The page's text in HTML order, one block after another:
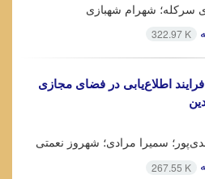
سرکله؛ شهرام شهبازی
322.97 K
اطلاع‌یابی در فضای مجازی
سمیرا مرادی؛ شهروز نعمتی
267.55 K